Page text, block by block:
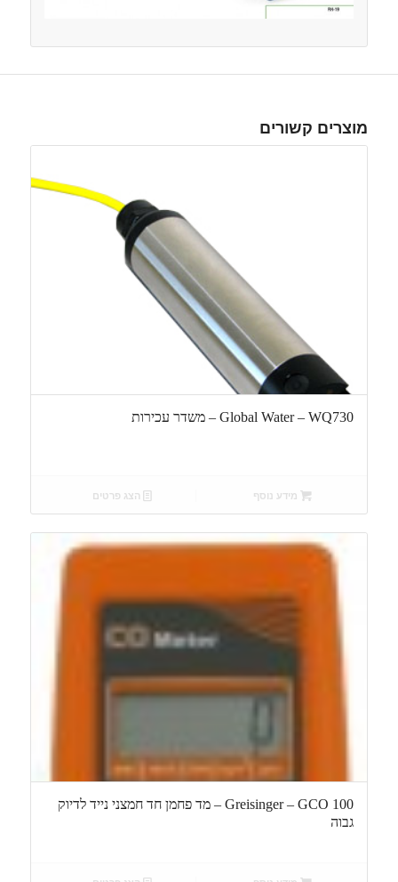
מוצרים קשורים
Global Water – WQ730 – משדר עכירות
מידע נוסף הצג פרטים
Greisinger – GCO 100 – מד פחמן חד חמצני נייד לדיוק
גבוה